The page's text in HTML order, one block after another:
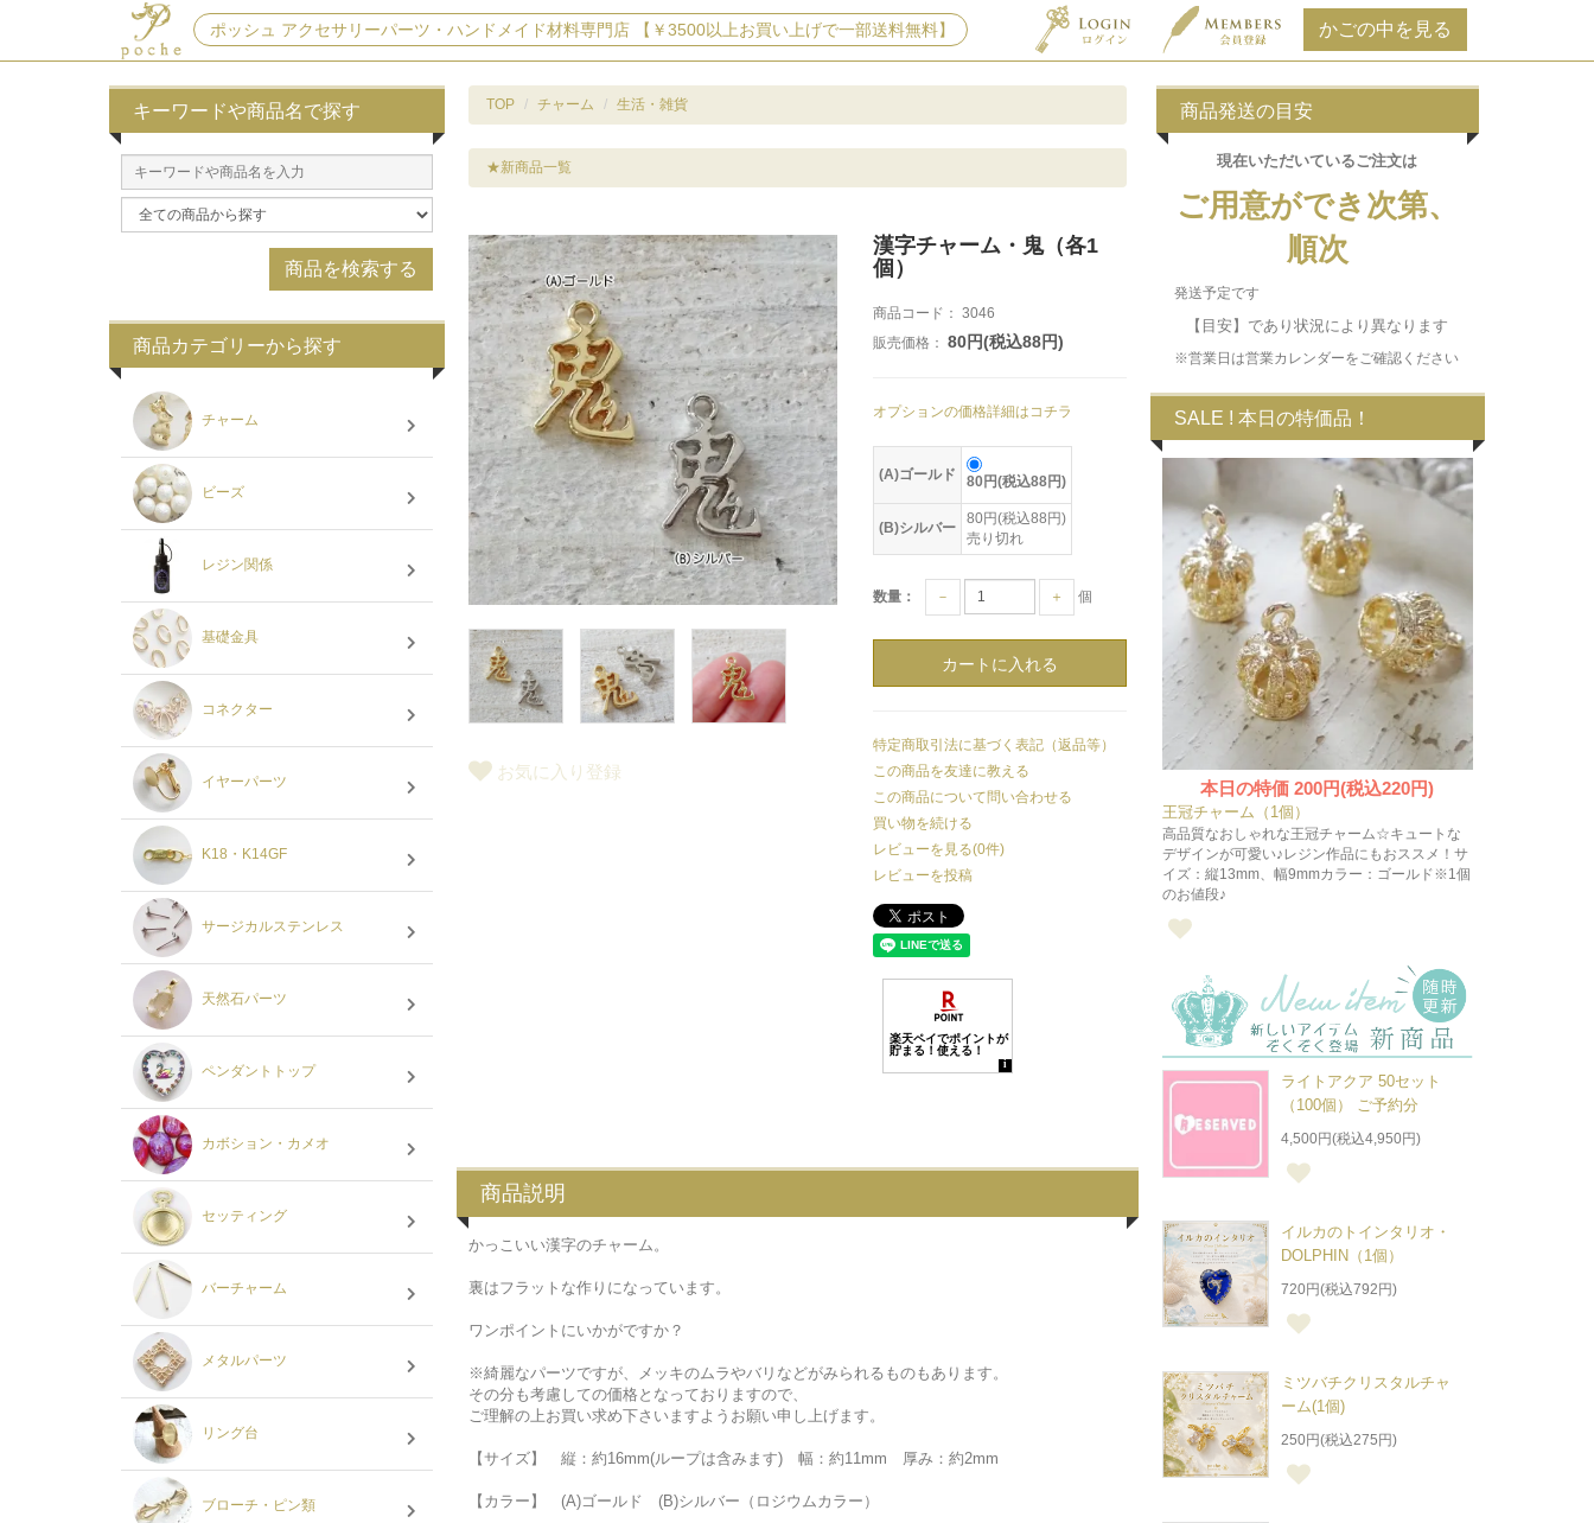
ポッシュ アクセサリーパーツ・ハンドメイド材料専門店 【￥3500以上お買い上げで一部送料無料】
TOP チャーム 生活・雑貨
★新商品一覧
お気に入り登録
漢字チャーム・鬼（各1
個）
商品コード： 3046
販売価格： 80円(税込88円)
オプションの価格詳細はコチラ
(A)ゴールド 80円(税込88円)
(B)シルバー
80円(税込88円)
売り切れ
数量： － ＋ 個
特定商取引法に基づく表記（返品等）
この商品を友達に教える
この商品について問い合わせる
買い物を続ける
レビューを見る(0件)
レビューを投稿
商品説明
かっこいい漢字のチャーム。
裏はフラットな作りになっています。
ワンポイントにいかがですか？
※綺麗なパーツですが、メッキのムラやバリなどがみられるものもあります。
その分も考慮しての価格となっておりますので、
ご理解の上お買い求め下さいますようお願い申し上げます。
【サイズ】 縦：約16mm(ループは含みます) 幅：約11mm 厚み：約2mm
【カラー】 (A)ゴールド (B)シルバー（ロジウムカラー）
キーワードや商品名で探す
商品カテゴリーから探す
チャーム
ビーズ
レジン関係
基礎金具
コネクター
イヤーパーツ
K18・K14GF
サージカルステンレス
天然石パーツ
ペンダントトップ
カボション・カメオ
セッティング
バーチャーム
メタルパーツ
リング台
ブローチ・ピン類
商品発送の目安
現在いただいているご注文は
ご用意ができ次第、
順次
発送予定です
【目安】であり状況により異なります
※営業日は営業カレンダーをご確認ください
SALE ! 本日の特価品！
本日の特価200円(税込220円)
王冠チャーム（1個）
高品質なおしゃれな王冠チャーム☆キュートな
デザインが可愛い♪レジン作品にもおススメ！サ
イズ：縦13mm、幅9mmカラー：ゴールド※1個
のお値段♪
ライトアクア 50セット
（100個） ご予約分
4,500円(税込4,950円)
イルカのトインタリオ・
DOLPHIN（1個）
720円(税込792円)
ミツバチクリスタルチャ
ーム(1個)
250円(税込275円)